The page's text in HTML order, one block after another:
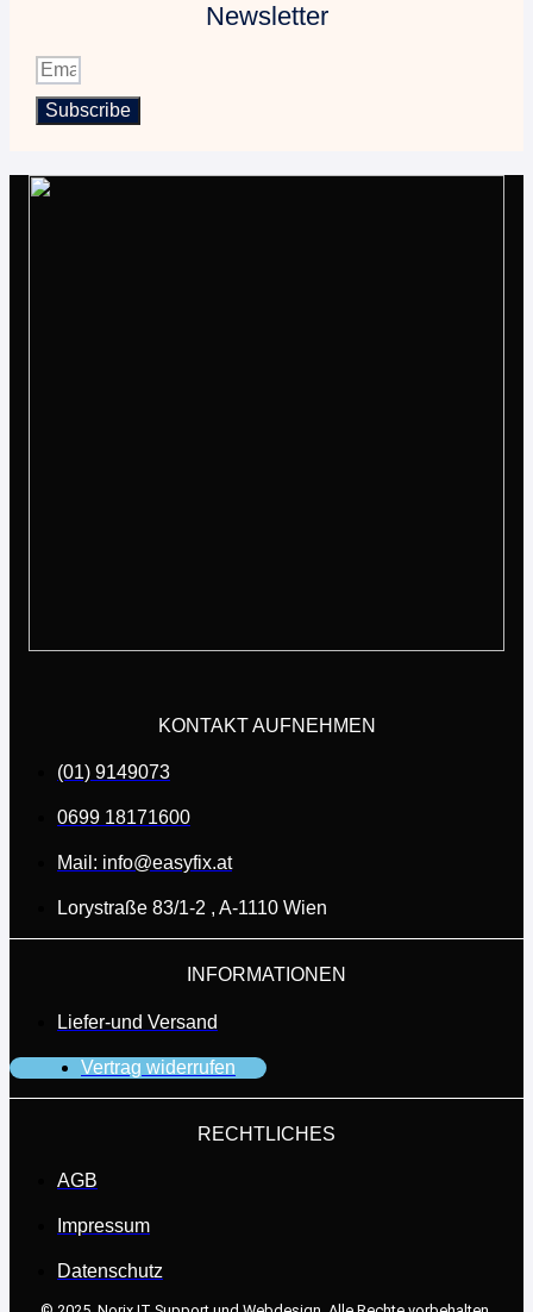
Newsletter
Subscribe
KONTAKT AUFNEHMEN
(01) 9149073
0699 18171600
Mail: info@easyfix.at
Lorystraße 83/1-2 , A-1110 Wien
INFORMATIONEN
Liefer-und Versand
Vertrag widerrufen
RECHTLICHES
AGB
Impressum
Datenschutz